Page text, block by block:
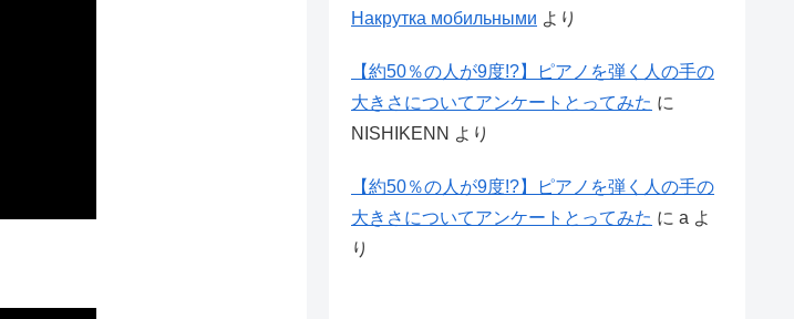
Накрутка мобильными より
【約50％の人が9度!?】ピアノを弾く人の手の
大きさについてアンケートとってみた に
NISHIKENN より
【約50％の人が9度!?】ピアノを弾く人の手の
大きさについてアンケートとってみた に a よ
り